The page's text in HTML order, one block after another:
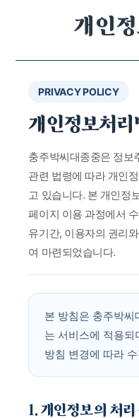
개인
PRIVACY POLICY
개인정보처리
충주박씨대종중은 정보
관련 법령에 따라 개인
고 있습니다. 본 개인정
페이지 이용 과정에서
유기간, 이용자의 권리
여 마련되었습니다.
본 방침은 충주박
는 서비스에 적용되
방침 변경에 따라
1. 개인정보의 처리